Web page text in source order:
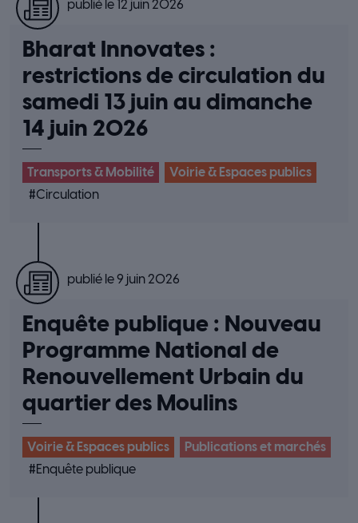
publié le 12 juin 2026
Bharat Innovates :
restrictions de circulation du
samedi 13 juin au dimanche
14 juin 2026
Transports & Mobilité
Voirie & Espaces publics
#Circulation
publié le 9 juin 2026
Enquête publique : Nouveau
Programme National de
Renouvellement Urbain du
quartier des Moulins
Voirie & Espaces publics
Publications et marchés
#Enquête publique